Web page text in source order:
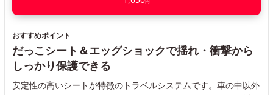
おすすめポイント
だっこシート＆エッグショックで揺れ・衝撃から
しっかり保護できる
安定性の高いシートが特徴のトラベルシステムです。車の中以外